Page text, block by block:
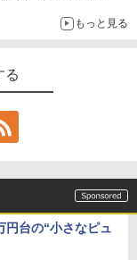
もっと見る
る
円台の“小さなピュ